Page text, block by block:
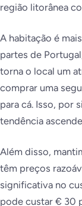
região litorânea
A habitação é
partes de
torna o local um
comprar uma
para cá. Isso, por
tendência
Além disso,
têm preços
significativa no
pode custar € 30